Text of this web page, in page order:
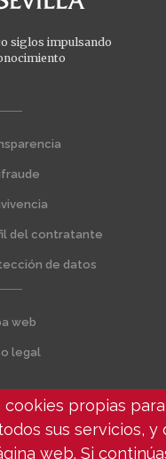
siglos impulsando
del contratante
de datos
web
legal
cookies propias
sus servicios,
web. Si